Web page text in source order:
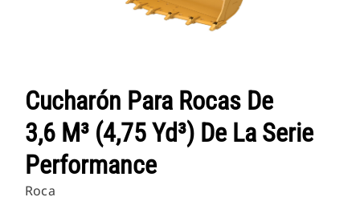
Cucharón Para Rocas De
3,6 M³ (4,75 Yd³) De La Serie
Performance
Roca